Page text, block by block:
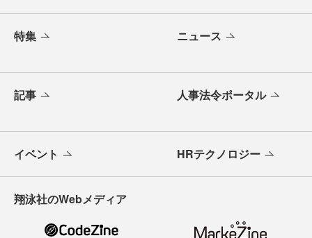
特集 ニュース
記事 人事法令ポータル
イベント HRテクノロジー
翔泳社のWebメディア